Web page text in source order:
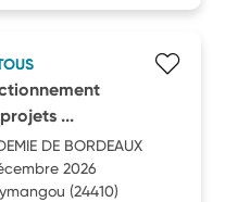
...
DE BORDEAUX
2026
(24410)